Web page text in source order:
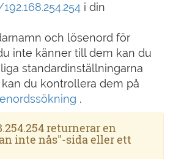
i din
och lösenord för
inte känner till dem kan du
standardinställningarna
du kontrollera dem på
.
returnerar en
inte nås"-sida eller ett